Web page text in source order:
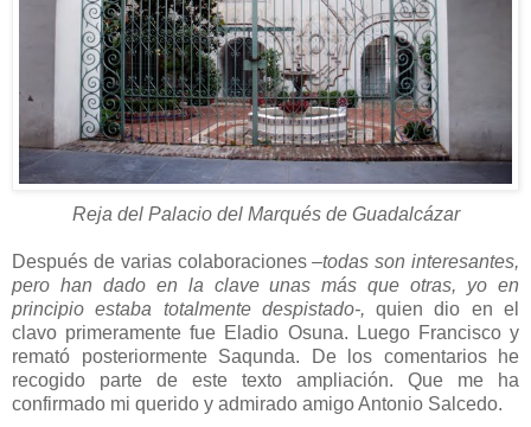
Reja del Palacio del Marqués de Guadalcázar
Después de varias colaboraciones–todas son interesantes,
pero han dado en la clave unas más que otras, yo en
principio estaba totalmente despistado-, quien dio en el
clavo primeramente fue Eladio Osuna. Luego Francisco y
remató posteriormente Saqunda. De los comentarios he
recogido parte de este texto ampliación. Que me ha
confirmado mi querido y admirado amigo Antonio Salcedo.